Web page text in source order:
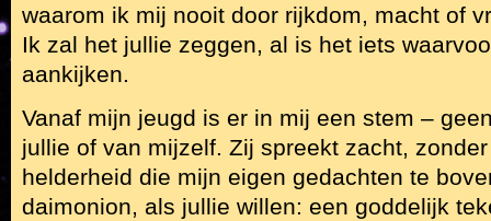
waarom ik mij nooit door rijkdom, macht of
Ik zal het jullie zeggen, al is het iets
aankijken.
Vanaf mijn jeugd is er in mij een stem –
jullie of van mijzelf. Zij spreekt zacht,
helderheid die mijn eigen gedachten te
daimonion, als jullie willen: een goddelijk